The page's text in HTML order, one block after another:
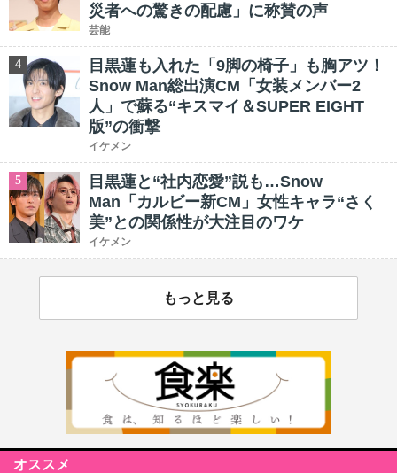
災者への驚きの配慮」に称賛の声
芸能
4
目黒蓮も入れた「9脚の椅子」も胸アツ！
Snow Man総出演CM「女装メンバー2
人」で蘇る“キスマイ＆SUPER EIGHT
版”の衝撃
イケメン
5
目黒蓮と“社内恋愛”説も…Snow
Man「カルビー新CM」女性キャラ“さく
美”との関係性が大注目のワケ
イケメン
もっと見る
オススメ